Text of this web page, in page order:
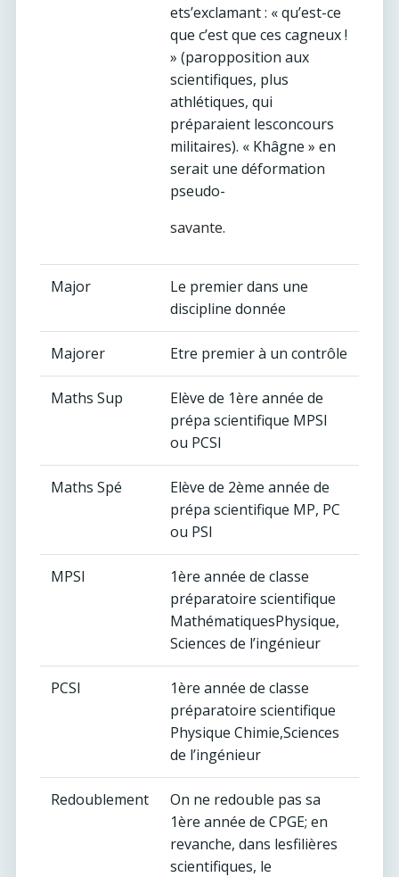
ets’exclamant : « qu’est-ce
que c’est que ces cagneux !
» (paropposition aux
scientifiques, plus
athlétiques, qui
préparaient lesconcours
militaires). « Khâgne » en
serait une déformation
pseudo-
savante.
Major
Le premier dans une
discipline donnée
Majorer Etre premier à un contrôle
Maths Sup
Elève de 1ère année de
prépa scientifique MPSI
ou PCSI
Maths Spé
Elève de 2ème année de
prépa scientifique MP, PC
ou PSI
MPSI
1ère année de classe
préparatoire scientifique
MathématiquesPhysique,
Sciences de l’ingénieur
PCSI
1ère année de classe
préparatoire scientifique
Physique Chimie,Sciences
de l’ingénieur
Redoublement
On ne redouble pas sa
1ère année de CPGE; en
revanche, dans lesfilières
scientifiques, le